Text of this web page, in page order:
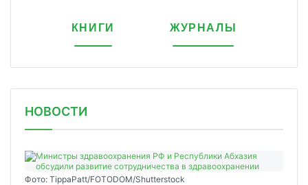
КНИГИ ЖУРНАЛЫ
НОВОСТИ
Фото: TippaPatt/FOTODOM/Shutterstock